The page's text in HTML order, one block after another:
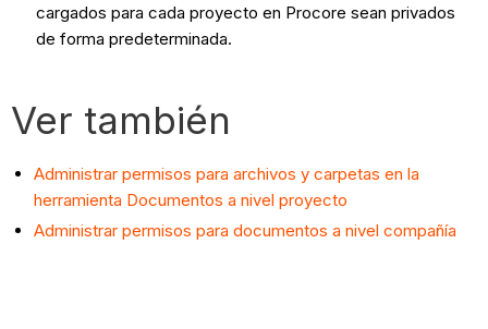
cargados para cada proyecto en Procore sean privados
de forma predeterminada.
Ver también
Administrar permisos para archivos y carpetas en la
herramienta Documentos a nivel proyecto
Administrar permisos para documentos a nivel compañía